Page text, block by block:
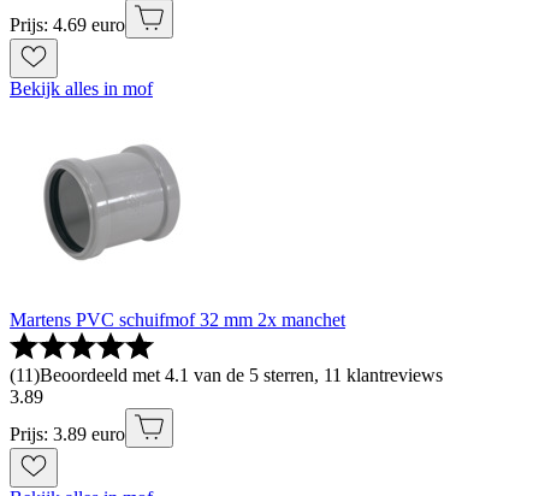
Prijs: 4.69 euro
Bekijk alles in mof
Martens PVC schuifmof 32 mm 2x manchet
(11)Beoordeeld met 4.1 van de 5 sterren, 11 klantreviews
3.89
Prijs: 3.89 euro